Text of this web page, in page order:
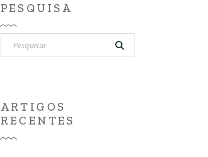
PESQUISA
Pesquisar
por:
ARTIGOS
RECENTES